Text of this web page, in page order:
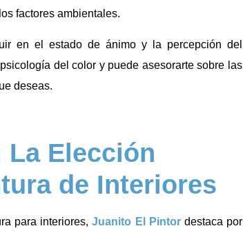
factores ambientales.
en el estado de ánimo y la percepción del
del color y puede asesorarte sobre las
deseas.
Elección
de Interiores
para interiores,Juanito El Pintor destaca por